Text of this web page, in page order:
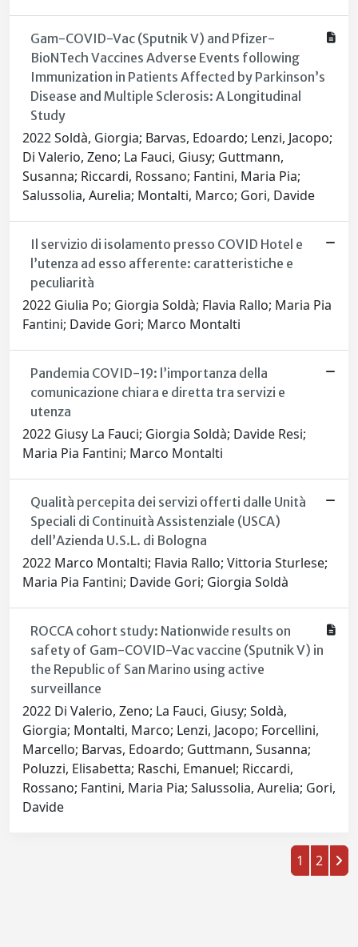
Gam-COVID-Vac (Sputnik V) and Pfizer-
BioNTech Vaccines Adverse Events following
Immunization in Patients Affected by Parkinson’s
Disease and Multiple Sclerosis: A Longitudinal
Study
2022 Soldà, Giorgia; Barvas, Edoardo; Lenzi, Jacopo;
Di Valerio, Zeno; La Fauci, Giusy; Guttmann,
Susanna; Riccardi, Rossano; Fantini, Maria Pia;
Salussolia, Aurelia; Montalti, Marco; Gori, Davide
Il servizio di isolamento presso COVID Hotel e
l’utenza ad esso afferente: caratteristiche e
peculiarità
2022 Giulia Po; Giorgia Soldà; Flavia Rallo; Maria Pia
Fantini; Davide Gori; Marco Montalti
Pandemia COVID-19: l’importanza della
comunicazione chiara e diretta tra servizi e
utenza
2022 Giusy La Fauci; Giorgia Soldà; Davide Resi;
Maria Pia Fantini; Marco Montalti
Qualità percepita dei servizi offerti dalle Unità
Speciali di Continuità Assistenziale (USCA)
dell’Azienda U.S.L. di Bologna
2022 Marco Montalti; Flavia Rallo; Vittoria Sturlese;
Maria Pia Fantini; Davide Gori; Giorgia Soldà
ROCCA cohort study: Nationwide results on
safety of Gam-COVID-Vac vaccine (Sputnik V) in
the Republic of San Marino using active
surveillance
2022 Di Valerio, Zeno; La Fauci, Giusy; Soldà,
Giorgia; Montalti, Marco; Lenzi, Jacopo; Forcellini,
Marcello; Barvas, Edoardo; Guttmann, Susanna;
Poluzzi, Elisabetta; Raschi, Emanuel; Riccardi,
Rossano; Fantini, Maria Pia; Salussolia, Aurelia; Gori,
Davide
1 2